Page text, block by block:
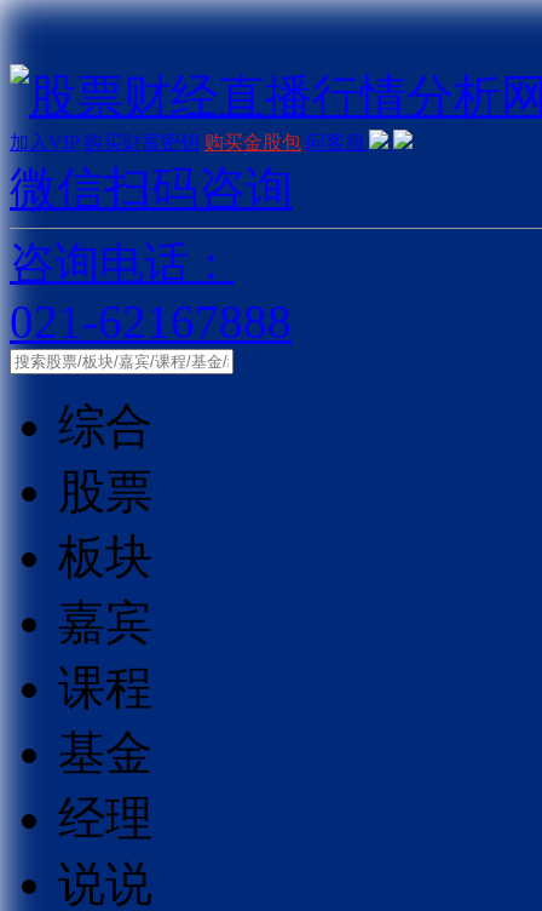
加入VIP 购买财富密钥 购买金股包 问客服
微信扫码咨询
咨询电话：
021-62167888
综合
股票
板块
嘉宾
课程
基金
经理
说说